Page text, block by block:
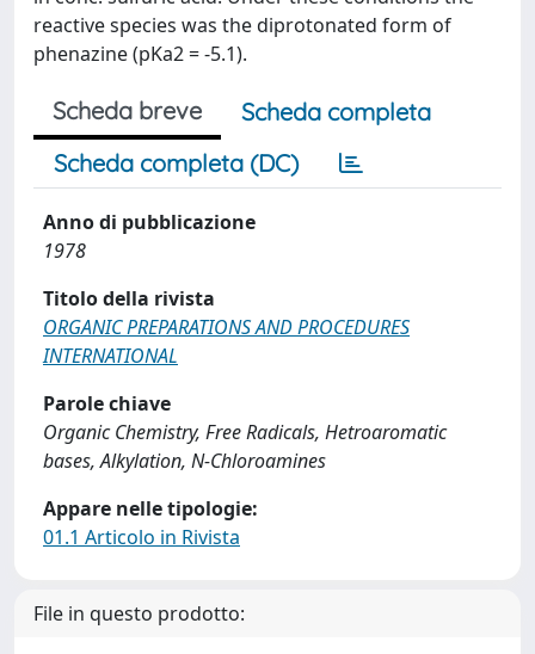
reactive species was the diprotonated form of
phenazine (pKa2 = -5.1).
Scheda breve
Scheda completa
Scheda completa (DC)
Anno di pubblicazione
1978
Titolo della rivista
ORGANIC PREPARATIONS AND PROCEDURES
INTERNATIONAL
Parole chiave
Organic Chemistry, Free Radicals, Hetroaromatic
bases, Alkylation, N-Chloroamines
Appare nelle tipologie:
01.1 Articolo in Rivista
File in questo prodotto: